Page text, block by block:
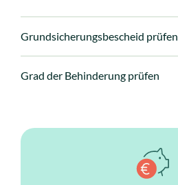
Grundsicherungsbescheid prüfen
Grad der Behinderung prüfen